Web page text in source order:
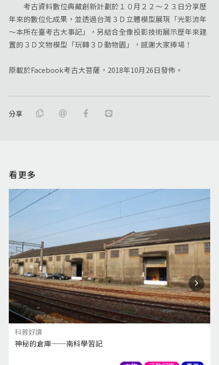
考古資料數位典藏創新計劃於１０月２２～２３日分享歷
年來的數位化成果，並透過台灣３Ｄ立體模型展現「光影流年
～本所在臺考古大事記」，另結合全像投影技術展示歷年來建
置的３Ｄ文物模型「玩轉３Ｄ動物園」，感謝大家捧場！
原載於Facebook考古大菩薩，2018年10月26日發佈。
分享
看更多
科普好讀
神秘的倉庫──南科學習記